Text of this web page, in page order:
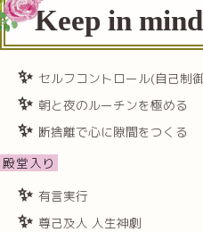
Keep in mind
セルフコントロール(自己制
朝と夜のルーチンを極める
断捨離で心に隙間をつくる
殿堂入り
有言実行
尊己及人 人生神劇